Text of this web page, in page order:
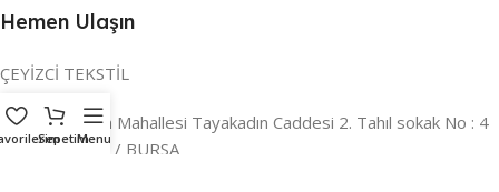
Hemen Ulaşın
ÇEYİZCİ TEKSTİL
Adres:Reyhan Mahallesi Tayakadın Caddesi 2. Tahıl sokak No : 4
/ a Osmangazi / BURSA
SepetimMenu